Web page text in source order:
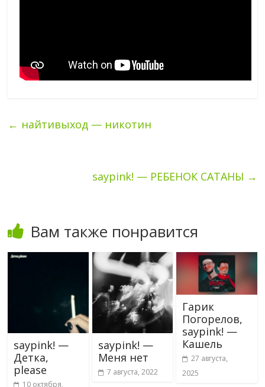
← найтивыход — никотин
saypink! — РЕБЕНОК САТАНЫ →
Вам также понравится
saypink! —
Детка,
please
10 октября,
saypink! —
Меня нет
7 августа, 2022
Гарик
Погорелов,
saypink! —
Кашель
27 августа,
2025